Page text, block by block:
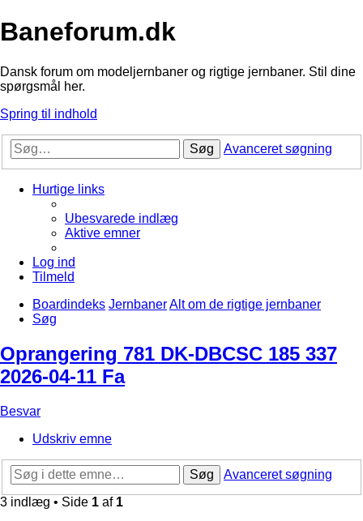
Baneforum.dk
Dansk forum om modeljernbaner og rigtige jernbaner. Stil dine
spørgsmål her.
Spring til indhold
Søg Avanceret søgning
Hurtige links
Ubesvarede indlæg
Aktive emner
Log ind
Tilmeld
Boardindeks JernbanerAlt om de rigtige jernbaner
Søg
Oprangering 781 DK-DBCSC 185 337
2026-04-11 Fa
Besvar
Udskriv emne
Søg
Avanceret søgning
3 indlæg • Side 1 af 1